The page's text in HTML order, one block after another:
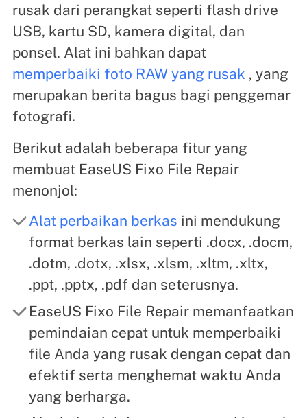
rusak dari perangkat seperti flash drive
USB, kartu SD, kamera digital, dan
ponsel. Alat ini bahkan dapat
memperbaiki foto RAW yang rusak , yang
merupakan berita bagus bagi penggemar
fotografi.
Berikut adalah beberapa fitur yang
membuat EaseUS Fixo File Repair
menonjol:
Alat perbaikan berkas ini mendukung
format berkas lain seperti .docx, .docm,
.dotm, .dotx, .xlsx, .xlsm, .xltm, .xltx,
.ppt, .pptx, .pdf dan seterusnya.
EaseUS Fixo File Repair memanfaatkan
pemindaian cepat untuk memperbaiki
file Anda yang rusak dengan cepat dan
efektif serta menghemat waktu Anda
yang berharga.